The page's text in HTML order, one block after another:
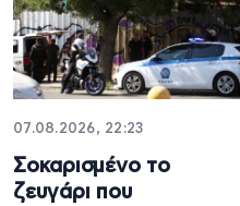
07.08.2026, 22:23
Σοκαρισμένο το
ζευγάρι που